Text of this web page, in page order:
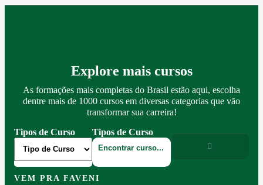
Explore mais cursos
As formações mais completas do Brasil estão aqui, escolha
dentre mais de 1000 cursos em diversas categorias que vão
transformar sua carreira!
Tipos de Curso
Tipos de Curso
VEM PRA FAVENI